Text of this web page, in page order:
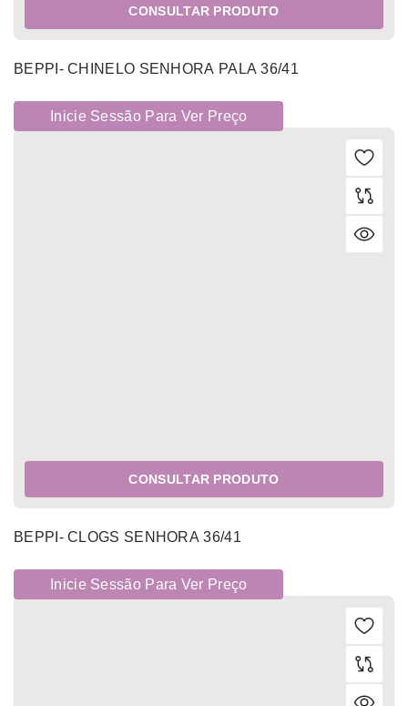
CONSULTAR PRODUTO
BEPPI- CHINELO SENHORA PALA 36/41
Inicie Sessão Para Ver Preço
CONSULTAR PRODUTO
BEPPI- CLOGS SENHORA 36/41
Inicie Sessão Para Ver Preço